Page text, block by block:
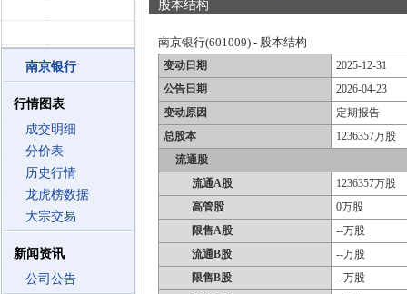
南京银行
行情图表
成交明细
分价表
历史行情
龙虎榜数据
大宗交易
新闻资讯
公司公告
股本结构
南京银行(601009) - 股本结构
变动日期
2025-12-31
公告日期
2026-04-23
变动原因
定期报告
总股本
1236357万股
流通股
流通A股
1236357万股
高管股
0万股
限售A股
--万股
流通B股
--万股
限售B股
--万股